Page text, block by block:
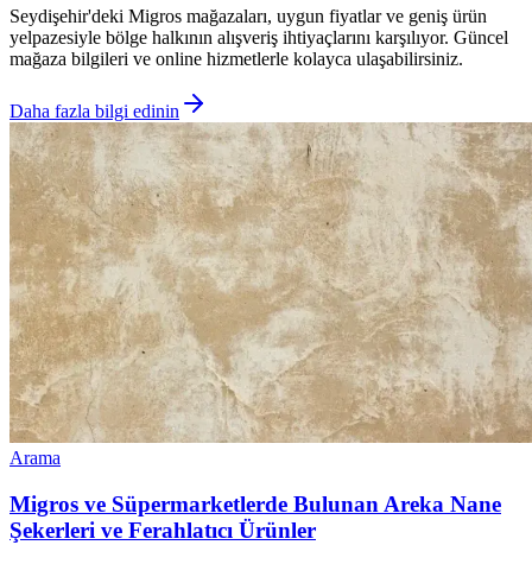
Seydişehir'deki Migros mağazaları, uygun fiyatlar ve geniş ürün
yelpazesiyle bölge halkının alışveriş ihtiyaçlarını karşılıyor. Güncel
mağaza bilgileri ve online hizmetlerle kolayca ulaşabilirsiniz.
Daha fazla bilgi edinin
Arama
Migros ve Süpermarketlerde Bulunan Areka Nane
Şekerleri ve Ferahlatıcı Ürünler